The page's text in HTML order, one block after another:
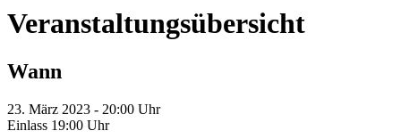
Veranstaltungsübersicht
Wann
23. März 2023 - 20:00 Uhr
Einlass 19:00 Uhr